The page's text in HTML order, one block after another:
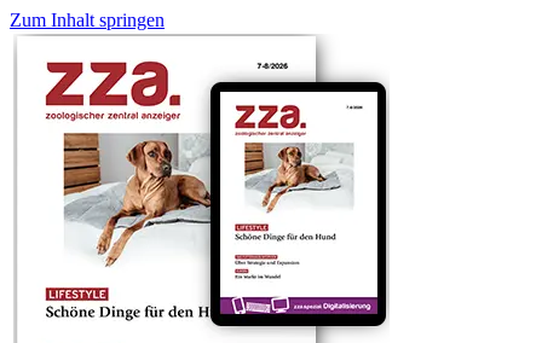
Zum Inhalt springen